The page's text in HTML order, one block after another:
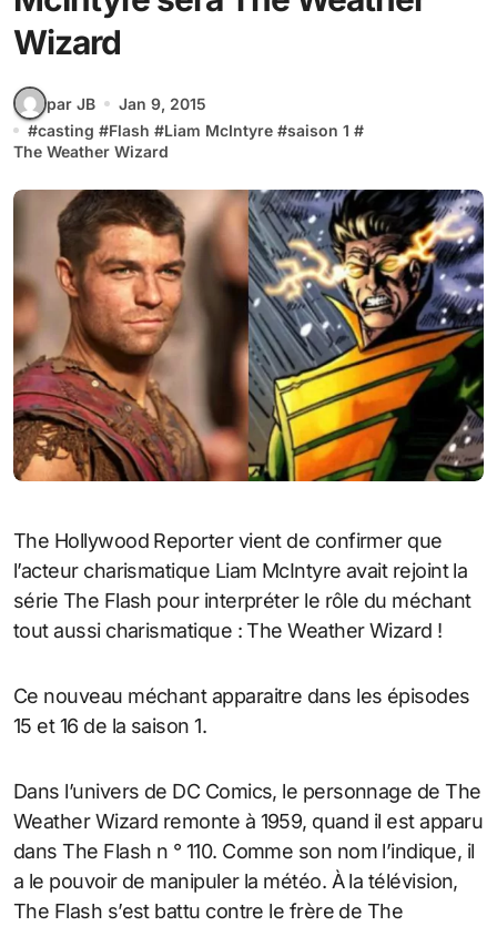
Wizard
par JB
Jan 9, 2015
#casting #Flash #Liam McIntyre #saison 1 #
The Weather Wizard
The Hollywood Reporter vient de confirmer que
l’acteur charismatique Liam McIntyre avait rejoint la
série The Flash pour interpréter le rôle du méchant
tout aussi charismatique : The Weather Wizard !
Ce nouveau méchant apparaitre dans les épisodes
15 et 16 de la saison 1.
Dans l’univers de DC Comics, le personnage de The
Weather Wizard remonte à 1959, quand il est apparu
dans The Flash n ° 110. Comme son nom l’indique, il
a le pouvoir de manipuler la météo. À la télévision,
The Flash s’est battu contre le frère de The